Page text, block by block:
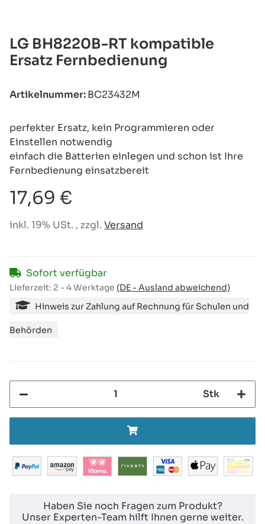
LG BH8220B-RT kompatible
Ersatz Fernbedienung
Artikelnummer:BC23432M
perfekter Ersatz, kein Programmieren oder
Einstellen notwendig
einfach die Batterien einlegen und schon ist Ihre
Fernbedienung einsatzbereit
17,69 €
inkl. 19% USt. , zzgl. Versand
Sofort verfügbar
Lieferzeit: 2 - 4 Werktage (DE - Ausland abweichend)
Hinweis zur Zahlung auf Rechnung für Schulen und
Behörden
Stk
Haben Sie noch Fragen zum Produkt?
Unser Experten-Team hilft Ihnen gerne weiter.